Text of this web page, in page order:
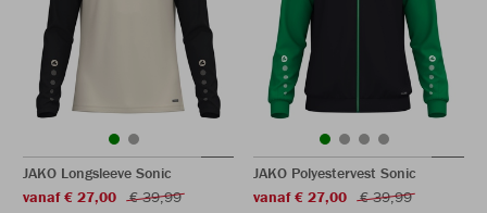
JAKO Longsleeve Sonic
vanaf € 27,00
€ 39,99
JAKO Polyestervest Sonic
vanaf € 27,00
€ 39,99